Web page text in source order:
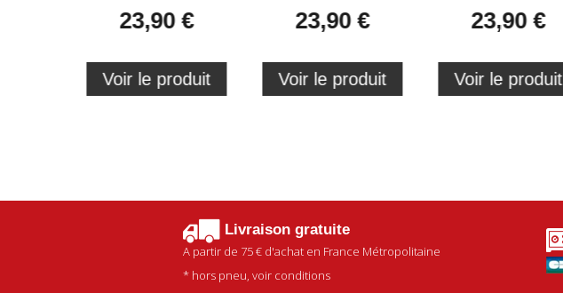
23,90 €
Voir le produit
23,90 €
Voir le produit
23,90 €
Voir le produit
Livraison gratuite
A partir de 75 €d'achat en France Métropolitaine
* hors pneu, voir conditions